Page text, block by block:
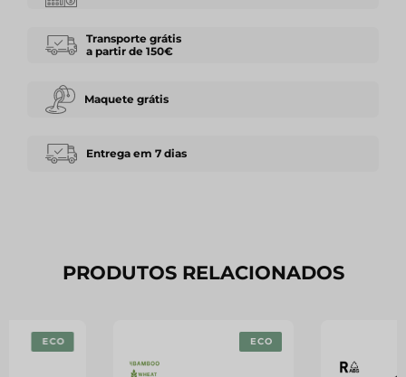
Transporte grátis
a partir de 150€
Maquete grátis
Entrega em 7 dias
PRODUTOS RELACIONADOS
ECO ECO